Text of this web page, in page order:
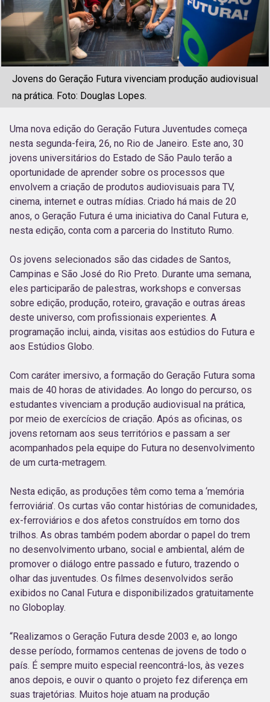
Jovens do Geração Futura vivenciam produção audiovisual
na prática. Foto: Douglas Lopes.
Uma nova edição do Geração Futura Juventudes começa
nesta segunda-feira, 26, no Rio de Janeiro. Este ano, 30
jovens universitários do Estado de São Paulo terão a
oportunidade de aprender sobre os processos que
envolvem a criação de produtos audiovisuais para TV,
cinema, internet e outras mídias. Criado há mais de 20
anos, o Geração Futura é uma iniciativa do Canal Futura e,
nesta edição, conta com a parceria do Instituto Rumo.
Os jovens selecionados são das cidades de Santos,
Campinas e São José do Rio Preto. Durante uma semana,
eles participarão de palestras, workshops e conversas
sobre edição, produção, roteiro, gravação e outras áreas
deste universo, com profissionais experientes. A
programação inclui, ainda, visitas aos estúdios do Futura e
aos Estúdios Globo.
Com caráter imersivo, a formação do Geração Futura soma
mais de 40 horas de atividades. Ao longo do percurso, os
estudantes vivenciam a produção audiovisual na prática,
por meio de exercícios de criação. Após as oficinas, os
jovens retornam aos seus territórios e passam a ser
acompanhados pela equipe do Futura no desenvolvimento
de um curta-metragem.
Nesta edição, as produções têm como tema a ‘memória
ferroviária’. Os curtas vão contar histórias de comunidades,
ex-ferroviários e dos afetos construídos em torno dos
trilhos. As obras também podem abordar o papel do trem
no desenvolvimento urbano, social e ambiental, além de
promover o diálogo entre passado e futuro, trazendo o
olhar das juventudes. Os filmes desenvolvidos serão
exibidos no Canal Futura e disponibilizados gratuitamente
no Globoplay.
“Realizamos o Geração Futura desde 2003 e, ao longo
desse período, formamos centenas de jovens de todo o
país. É sempre muito especial reencontrá-los, às vezes
anos depois, e ouvir o quanto o projeto fez diferença em
suas trajetórias. Muitos hoje atuam na produção